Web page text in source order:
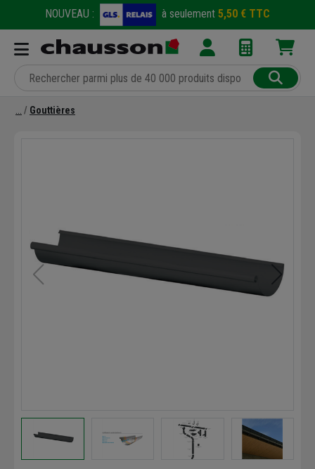
NOUVEAU : à seulement 5,50 € TTC
Gouttières